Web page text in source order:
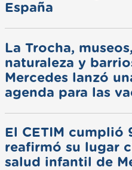
España
La Trocha, museos,
naturaleza y
Mercedes lanzó
agenda para las
El CETIM cumplió
reafirmó su lugar
salud infantil de